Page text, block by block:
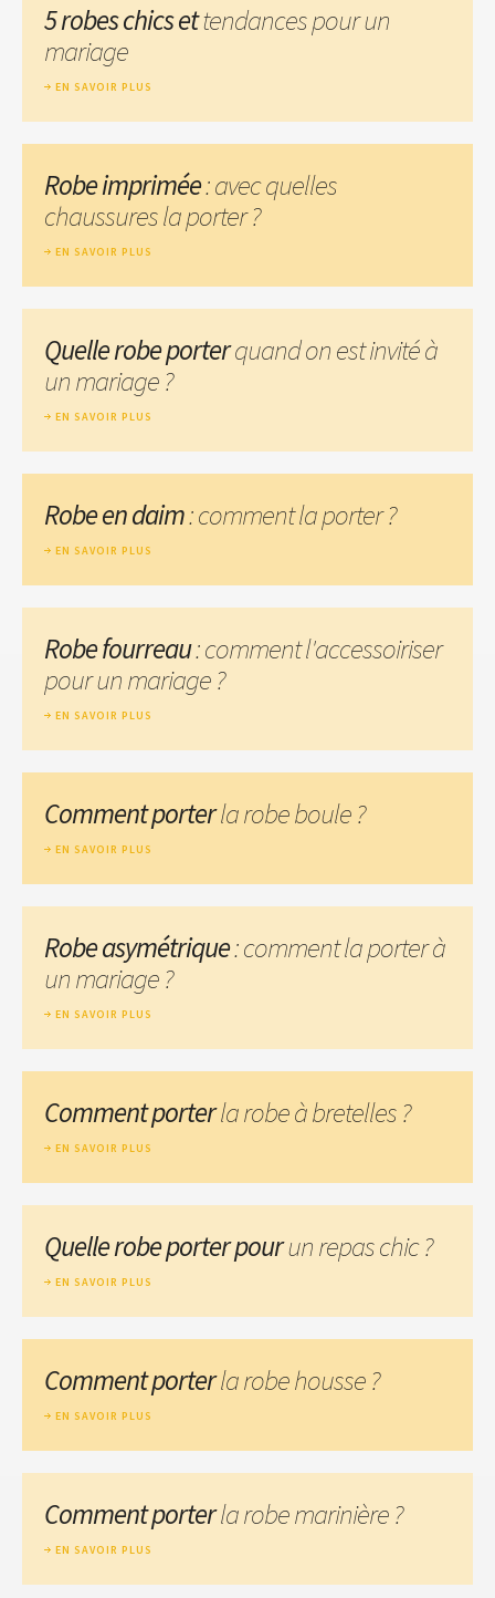
5 robes chics ettendances pour un
mariage
EN SAVOIR PLUS
Robe imprimée: avec quelles
chaussures la porter ?
EN SAVOIR PLUS
Quelle robe porterquand on est invité à
un mariage ?
EN SAVOIR PLUS
Robe en daim: comment la porter ?
EN SAVOIR PLUS
Robe fourreau: comment l'accessoiriser
pour un mariage ?
EN SAVOIR PLUS
Comment porterla robe boule ?
EN SAVOIR PLUS
Robe asymétrique: comment la porter à
un mariage ?
EN SAVOIR PLUS
Comment porterla robe à bretelles ?
EN SAVOIR PLUS
Quelle robe porter pourun repas chic ?
EN SAVOIR PLUS
Comment porterla robe housse ?
EN SAVOIR PLUS
Comment porterla robe marinière ?
EN SAVOIR PLUS